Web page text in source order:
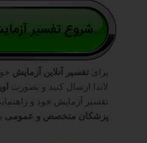
برای تفسیر آنلاین آزمایش
لاندا ارسال کنید و بصورت
تفسیر آزمایش خود و
پزشکان متخصص و عمومی